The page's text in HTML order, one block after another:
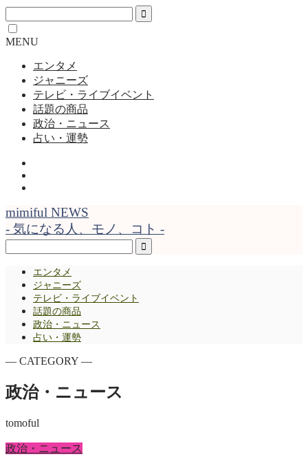
MENU
エンタメ
ジャニーズ
テレビ・ライブイベント
話題の商品
政治・ニュース
占い・運勢
mimiful NEWS
- 気になる人、モノ、コト -
エンタメ
ジャニーズ
テレビ・ライブイベント
話題の商品
政治・ニュース
占い・運勢
― CATEGORY ―
政治・ニュース
tomoful
政治・ニュース